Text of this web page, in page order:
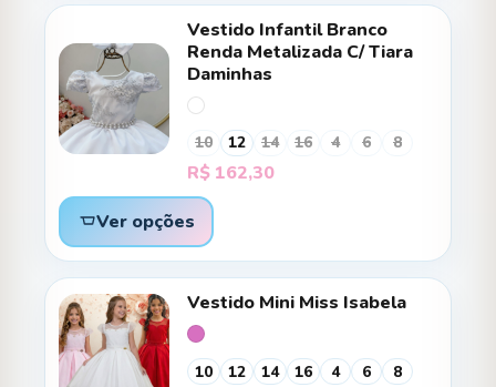
Vestido Infantil Branco
Renda Metalizada C/ Tiara
Daminhas
10 12 14 16 4 6 8
R$ 162,30
Ver opções
Vestido Mini Miss Isabela
10 12 14 16 4 6 8